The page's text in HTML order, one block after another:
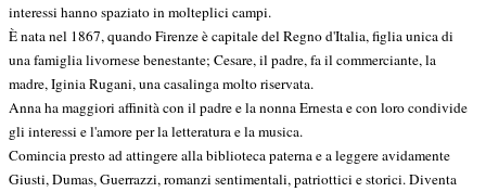
interessi hanno spaziato in molteplici campi.
È nata nel 1867, quando Firenze è capitale del Regno d'Italia, figlia unica di
una famiglia livornese benestante; Cesare, il padre, fa il commerciante, la
madre, Iginia Rugani, una casalinga molto riservata.
Anna ha maggiori affinità con il padre e la nonna Ernesta e con loro condivide
gli interessi e l'amore per la letteratura e la musica.
Comincia presto ad attingere alla biblioteca paterna e a leggere avidamente
Giusti, Dumas, Guerrazzi, romanzi sentimentali, patriottici e storici. Diventa